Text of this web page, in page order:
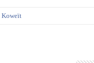
Koweït